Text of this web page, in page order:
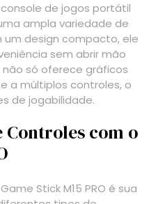
de jogos portátil
ampla variedade de
um design compacto, ele
sem abrir mão
só oferece gráficos
a múltiplos controles, o
de jogabilidade.
com o
Stick M15 PRO é sua